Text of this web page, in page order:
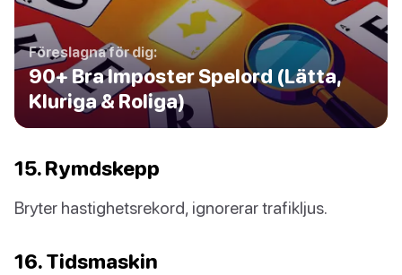
Föreslagna för dig:
90+ Bra Imposter Spelord (Lätta,
Kluriga & Roliga)
15. Rymdskepp
Bryter hastighetsrekord, ignorerar trafikljus.
16. Tidsmaskin